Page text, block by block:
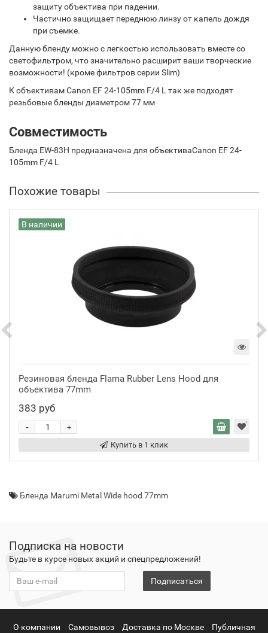
защиту объектива при падении.
Частично защищает переднюю линзу от капель дождя
при съемке.
Данную бленду можно с легкостью использовать вместе со
светофильтром, что значительно расширит ваши творческие
возможности! (кроме фильтров серии Slim)
К объективам Canon EF 24-105mm F/4 L так же подходят
резьбовые бленды диаметром 77 мм
Совместимость
Бленда EW-83H предназначена для объективаCanon EF 24-
105mm F/4 L
Похожие товары
В наличии
Резиновая бленда Flama Rubber Lens Hood для
объектива 77mm
383 руб
+
-
Купить в 1 клик
Бленда Marumi Metal Wide hood 77mm
Подписка на новости
Будьте в курсе новых акций и спецпредложений!
Подписаться
О компании Самовывоз Доставка по Москве Публичная